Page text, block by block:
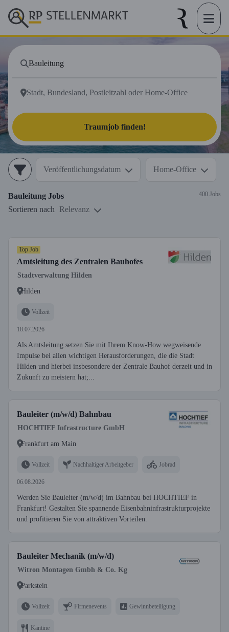
Traumjob finden!
Veröffentlichungsdatum Home-Office
Bauleitung Jobs 400 Jobs
Sortieren nach Relevanz
Top Job
Amtsleitung des Zentralen Bauhofes
Stadtverwaltung Hilden
Hilden
Vollzeit
18.07.2026
Als Amtsleitung setzen Sie mit Ihrem Know-How wegweisende
Impulse bei allen wichtigen Herausforderungen, die die Stadt
Hilden und hierbei insbesondere der Zentrale Bauhof derzeit und in
Zukunft zu meistern hat;...
Bauleiter (m/w/d) Bahnbau
HOCHTIEF Infrastructure GmbH
Frankfurt am Main
Vollzeit Nachhaltiger Arbeitgeber Jobrad
06.08.2026
Werden Sie Bauleiter (m/w/d) im Bahnbau bei HOCHTIEF in
Frankfurt! Gestalten Sie spannende Eisenbahninfrastrukturprojekte
und profitieren Sie von attraktiven Vorteilen.
Bauleiter Mechanik (m/w/d)
Witron Montagen Gmbh & Co. Kg
Parkstein
Vollzeit Firmenevents Gewinnbeteiligung
Kantine